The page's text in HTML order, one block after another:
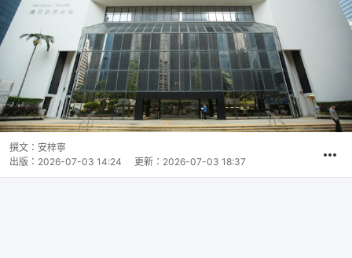
撰文： 安梓寧
出版： 2026-07-03 14:24 更新： 2026-07-03 18:37